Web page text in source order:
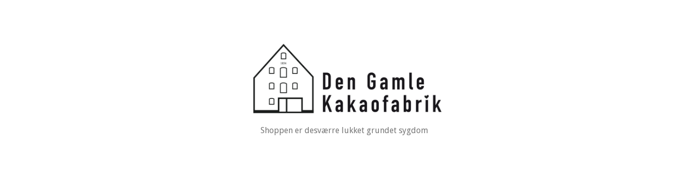
Shoppen er desværre lukket grundet sygdom